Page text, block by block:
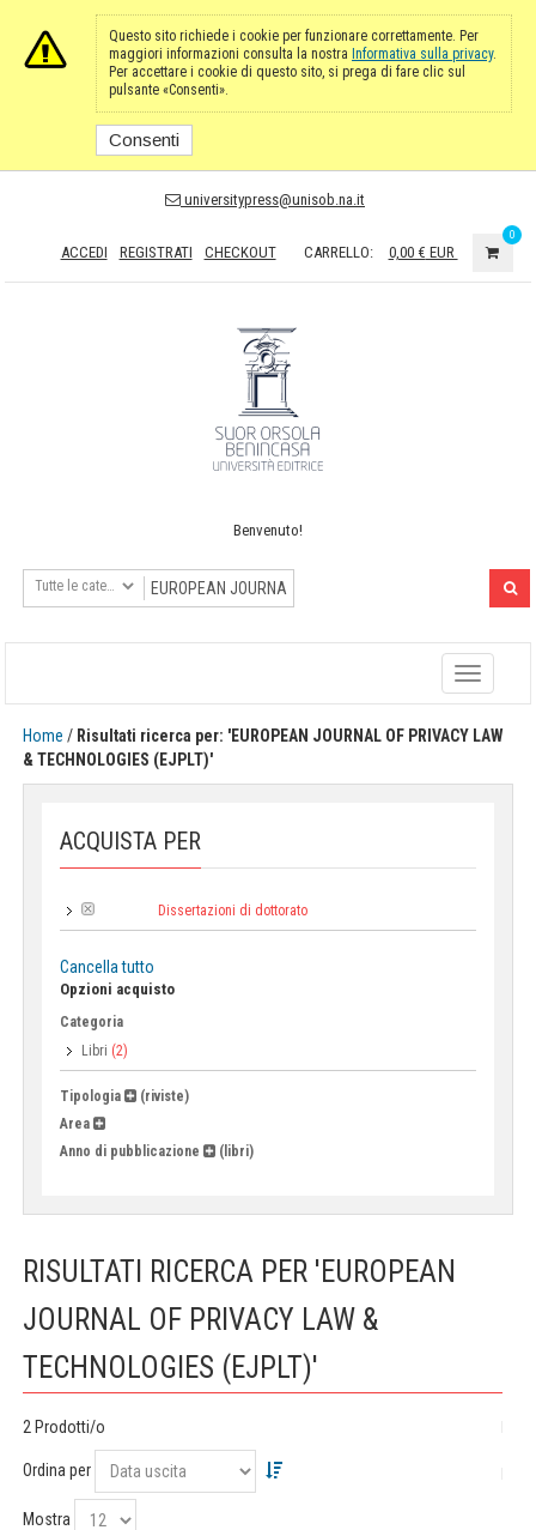
Questo sito richiede i cookie per funzionare correttamente. Per
maggiori informazioni consulta la nostra Informativa sulla privacy.
Per accettare i cookie di questo sito, si prega di fare clic sul
pulsante «Consenti».
Consenti
universitypress@unisob.na.it
ACCEDI REGISTRATI CHECKOUT CARRELLO: 0,00 € EUR
0
Benvenuto!
Toggle
navigation
Home / Risultati ricerca per: 'EUROPEAN JOURNAL OF PRIVACY LAW
& TECHNOLOGIES (EJPLT)'
ACQUISTA PER
Dissertazioni di dottorato
Cancella tutto
Opzioni acquisto
Categoria
Libri (2)
Tipologia
(riviste)
Area
Anno di pubblicazione
(libri)
RISULTATI RICERCA PER 'EUROPEAN
JOURNAL OF PRIVACY LAW &
TECHNOLOGIES (EJPLT)'
2 Prodotti/o
Ordina per
Mostra